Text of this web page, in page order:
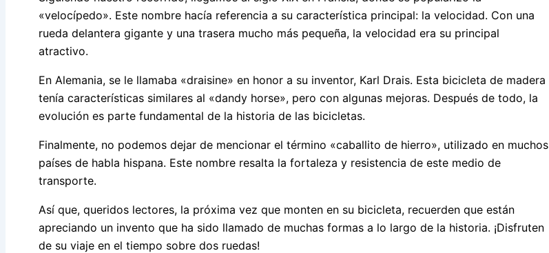
«velocípedo». Este nombre hacía referencia a su característica principal: la velocidad. Con una
rueda delantera gigante y una trasera mucho más pequeña, la velocidad era su principal
atractivo.
En Alemania, se le llamaba «draisine» en honor a su inventor, Karl Drais. Esta bicicleta de madera
tenía características similares al «dandy horse», pero con algunas mejoras. Después de todo, la
evolución es parte fundamental de la historia de las bicicletas.
Finalmente, no podemos dejar de mencionar el término «caballito de hierro», utilizado en muchos
países de habla hispana. Este nombre resalta la fortaleza y resistencia de este medio de
transporte.
Así que, queridos lectores, la próxima vez que monten en su bicicleta, recuerden que están
apreciando un invento que ha sido llamado de muchas formas a lo largo de la historia. ¡Disfruten
de su viaje en el tiempo sobre dos ruedas!